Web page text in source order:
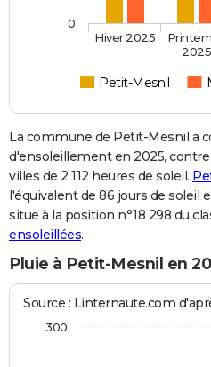
Petit-Mesnil
Hiver 2025
2025
0
La commune de Petit-Mesnil a
d'ensoleillement en 2025,
villes de 2 112 heures de soleil.
l'équivalent de 86 jours de soleil
situe à la position n°18 298 du
ensoleillées.
Pluie à Petit-Mesnil en
Source : Linternaute.com
300